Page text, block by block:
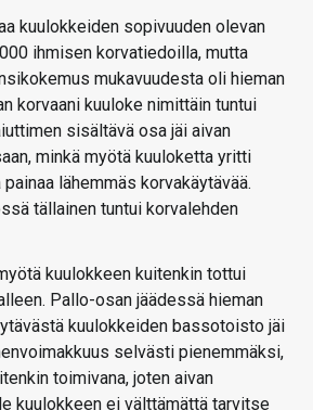
kuulokkeiden sopivuuden olevan
ihmisen korvatiedoilla, mutta
mukavuudesta oli hieman
korvaani kuuloke nimittäin tuntui
sisältävä osa jäi aivan
minkä myötä kuuloketta yritti
lähemmäs korvakäytävää.
tällainen tuntui korvalehden
kuulokkeen kuitenkin tottui
Pallo-osan jäädessä hieman
kuulokkeiden bassotoisto jäi
selvästi pienemmäksi,
toimivana, joten aivan
kuulokkeen ei välttämättä tarvitse